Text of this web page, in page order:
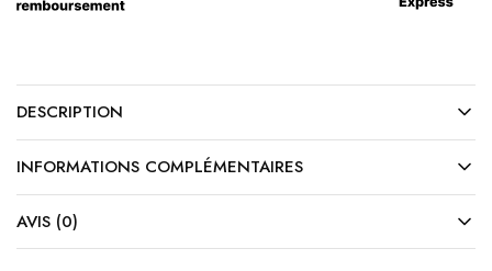
DESCRIPTION
INFORMATIONS COMPLÉMENTAIRES
AVIS (0)